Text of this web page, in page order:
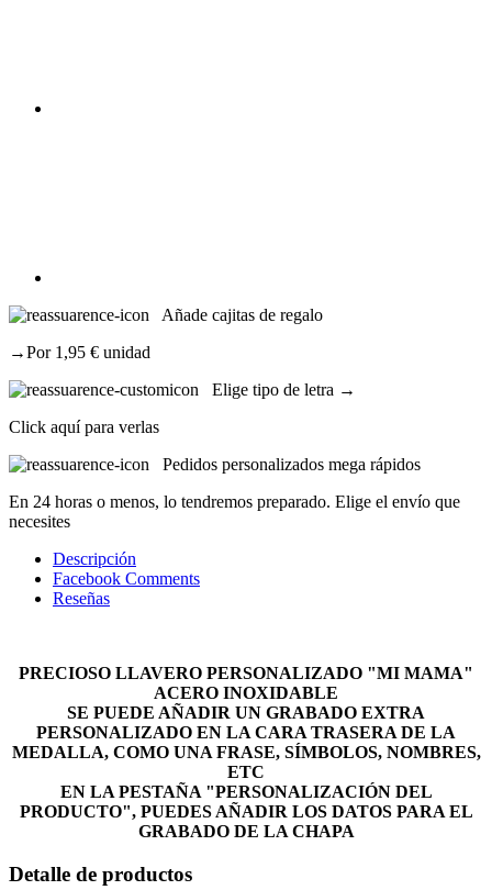
Añade cajitas de regalo
→Por 1,95 € unidad
Elige tipo de letra →
Click aquí para verlas
Pedidos personalizados mega rápidos
En 24 horas o menos, lo tendremos preparado. Elige el envío que
necesites
Descripción
Facebook Comments
Reseñas
PRECIOSO LLAVERO PERSONALIZADO "MI MAMA"
ACERO INOXIDABLE
SE PUEDE AÑADIR UN GRABADO EXTRA
PERSONALIZADO EN LA CARA TRASERA DE LA
MEDALLA, COMO UNA FRASE, SÍMBOLOS, NOMBRES,
ETC
EN LA PESTAÑA "PERSONALIZACIÓN DEL
PRODUCTO", PUEDES AÑADIR LOS DATOS PARA EL
GRABADO DE LA CHAPA
Detalle de productos